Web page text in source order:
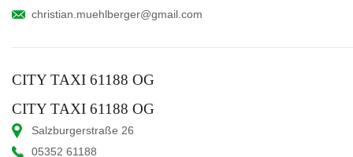
christian.muehlberger@gmail.com
CITY TAXI 61188 OG
CITY TAXI 61188 OG
Salzburgerstraße 26
05352 61188